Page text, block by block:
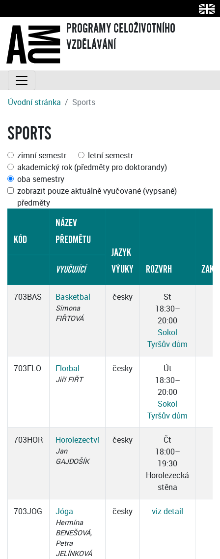
PROGRAMY CELOŽIVOTNÍHO
VZDĚLÁVÁNÍ
Úvodní stránka Sports
SPORTS
zimní semestr
letní semestr
akademický rok (předměty pro doktorandy)
oba semestry
zobrazit pouze aktuálně vyučované (vypsané)
předměty
KÓD
NÁZEV
PŘEDMĚTU
JAZYK
VÝUKY
ROZVRH
VYUČUJÍCÍ
703BAS Basketbal
Simona
FIŘTOVÁ
česky
St
18:30–
20:00
Sokol
Tyršův dům
703FLO Florbal
Jiří FIŘT
česky
Út
18:30–
20:00
Sokol
Tyršův dům
703HOR Horolezectví
Jan
GAJDOŠÍK
česky
Čt
18:00–
19:30
Horolezecká
stěna
703JOG Jóga
Hermína
BENEŠOVÁ,
Petra
JELÍNKOVÁ
česky viz detail